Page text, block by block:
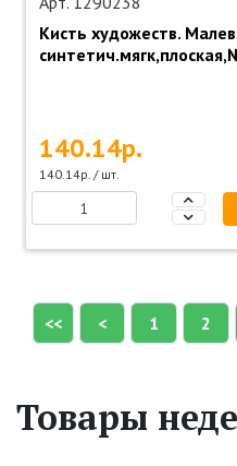
Кисть художеств.
140.14р.
140.14р. / шт.
<< < 1 2
Товары